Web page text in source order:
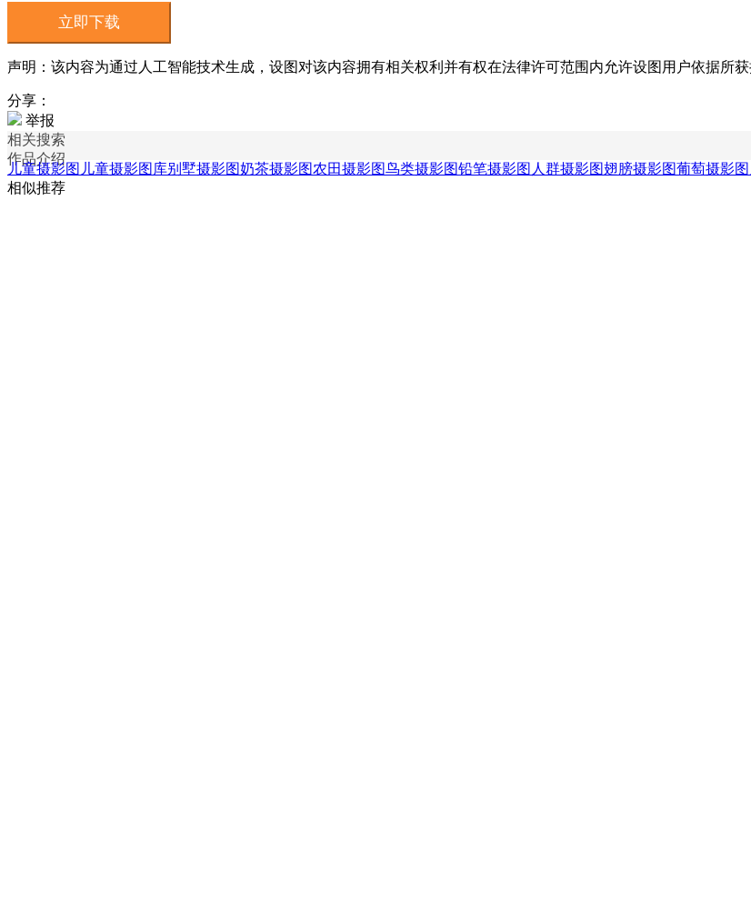
立即下载
声明：该内容为通过人工智能技术生成，设图对该内容拥有相关权利并有权在法律许可范围内允许设图用户依据所获
分享：
举报
相关搜索
作品介绍
儿童摄影图 儿童摄影图库别墅摄影图奶茶摄影图农田摄影图鸟类摄影图铅笔摄影图 人群摄影图翅膀摄影图葡萄摄影图
相似推荐